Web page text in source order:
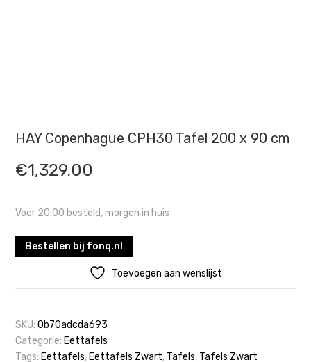
HAY Copenhague CPH30 Tafel 200 x 90 cm
€1,329.00
Voor 20:00 besteld, morgen in huis
Bestellen bij fonq.nl
Toevoegen aan wenslijst
SKU:0b70adcda693
Categorie: Eettafels
Tags: Eettafels, Eettafels Zwart, Tafels, Tafels Zwart